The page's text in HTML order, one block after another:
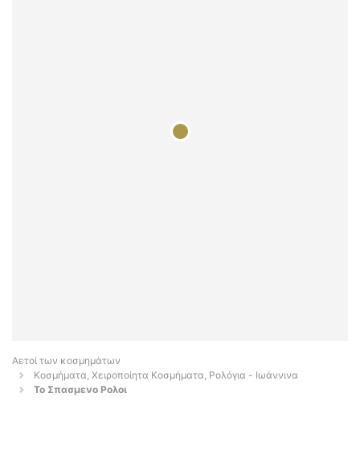
Αετοί των κοσμημάτων
Κοσμήματα, Χειροποίητα Κοσμήματα, Ρολόγια - Ιωάννινα
Το Σπασμενο Ρολοι